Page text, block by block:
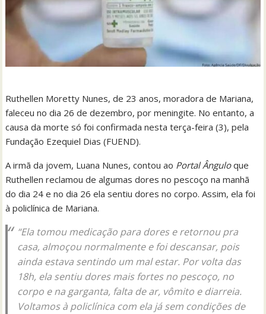
Ruthellen Moretty Nunes, de 23 anos, moradora de Mariana,
faleceu no dia 26 de dezembro, por meningite. No entanto, a
causa da morte só foi confirmada nesta terça-feira (3), pela
Fundação Ezequiel Dias (FUEND).
A irmã da jovem, Luana Nunes, contou ao Portal Ânguloque
Ruthellen reclamou de algumas dores no pescoço na manhã
do dia 24 e no dia 26 ela sentiu dores no corpo. Assim, ela foi
à policlínica de Mariana.
“Ela tomou medicação para dores e retornou pra
casa, almoçou normalmente e foi descansar, pois
ainda estava sentindo um mal estar. Por volta das
18h, ela sentiu dores mais fortes no pescoço, no
corpo e na garganta, falta de ar, vômito e diarreia.
Voltamos à policlínica com ela já sem condições de